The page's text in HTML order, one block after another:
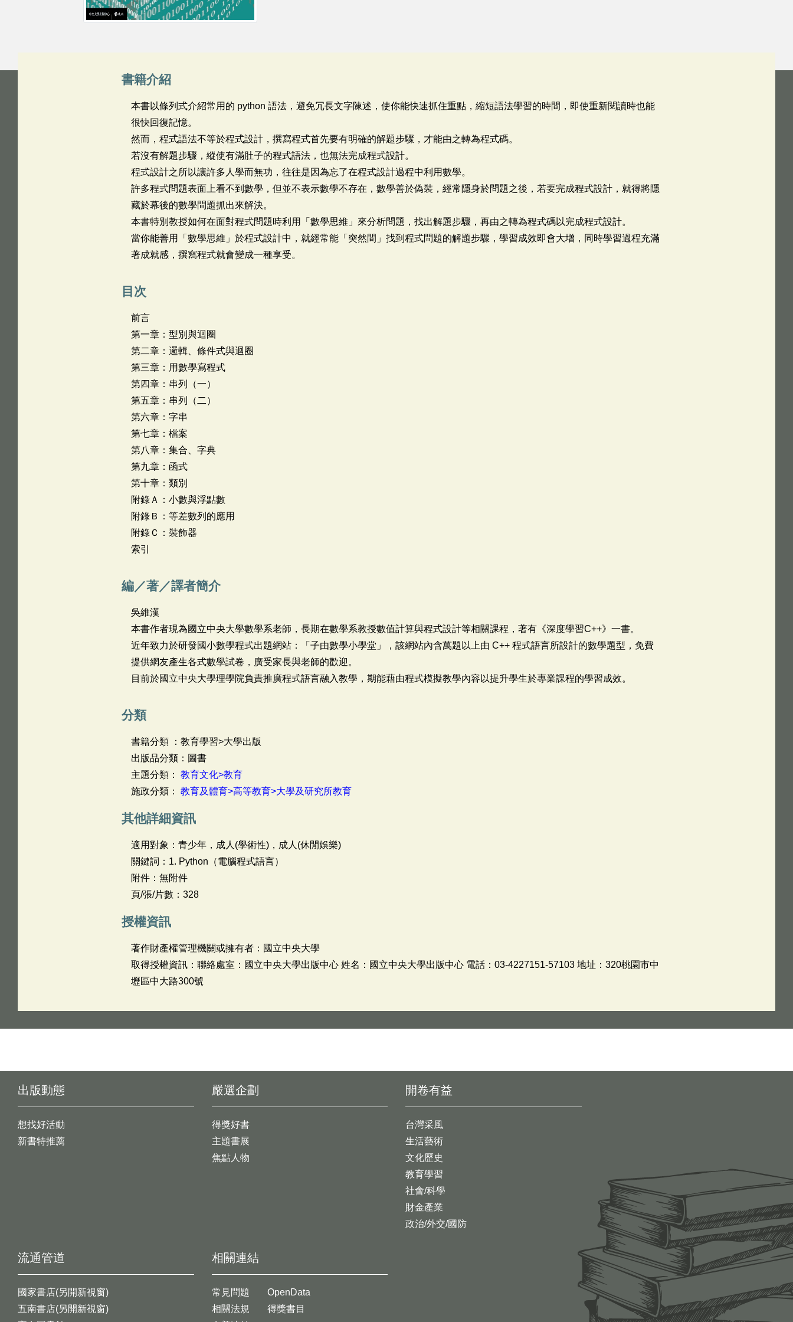
書籍介紹
本書以條列式介紹常用的 python 語法，避免冗長文字陳述，使你能快速抓住重點，縮短語法學習的時間，即使重新閱讀時也能
很快回復記憶。
然而，程式語法不等於程式設計，撰寫程式首先要有明確的解題步驟，才能由之轉為程式碼。
若沒有解題步驟，縱使有滿肚子的程式語法，也無法完成程式設計。
程式設計之所以讓許多人學而無功，往往是因為忘了在程式設計過程中利用數學。
許多程式問題表面上看不到數學，但並不表示數學不存在，數學善於偽裝，經常隱身於問題之後，若要完成程式設計，就得將隱
藏於幕後的數學問題抓出來解決。
本書特別教授如何在面對程式問題時利用「數學思維」來分析問題，找出解題步驟，再由之轉為程式碼以完成程式設計。
當你能善用「數學思維」於程式設計中，就經常能「突然間」找到程式問題的解題步驟，學習成效即會大增，同時學習過程充滿
著成就感，撰寫程式就會變成一種享受。
目次
前言
第一章：型別與迴圈
第二章：邏輯、條件式與迴圈
第三章：用數學寫程式
第四章：串列（一）
第五章：串列（二）
第六章：字串
第七章：檔案
第八章：集合、字典
第九章：函式
第十章：類別
附錄Ａ：小數與浮點數
附錄Ｂ：等差數列的應用
附錄Ｃ：裝飾器
索引
編／著／譯者簡介
吳維漢
本書作者現為國立中央大學數學系老師，長期在數學系教授數值計算與程式設計等相關課程，著有《深度學習C++》一書。
近年致力於研發國小數學程式出題網站：「子由數學小學堂」，該網站內含萬題以上由 C++ 程式語言所設計的數學題型，免費
提供網友產生各式數學試卷，廣受家長與老師的歡迎。
目前於國立中央大學理學院負責推廣程式語言融入教學，期能藉由程式模擬教學內容以提升學生於專業課程的學習成效。
分類
書籍分類 ：教育學習>大學出版
出版品分類：圖書
主題分類： 教育文化>教育
施政分類： 教育及體育>高等教育>大學及研究所教育
其他詳細資訊
適用對象：青少年，成人(學術性)，成人(休閒娛樂)
關鍵詞：1. Python（電腦程式語言）
附件：無附件
頁/張/片數：328
授權資訊
著作財產權管理機關或擁有者：國立中央大學
取得授權資訊：聯絡處室：國立中央大學出版中心 姓名：國立中央大學出版中心 電話：03-4227151-57103 地址：320桃園市中
壢區中大路300號
出版動態
想找好活動
新書特推薦
開卷有益
台灣采風
生活藝術
文化歷史
教育學習
社會/科學
財金產業
政治/外交/國防
嚴選企劃
得獎好書
主題書展
焦點人物
流通管道
國家書店(另開新視窗)
五南書店(另開新視窗)
相關連結
常見問題
相關法規
OpenData
得獎書目